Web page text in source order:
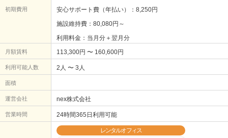
初期費用
安心サポート費（年払い）：8,250円
施設維持費：80,080円～
利用料金：当月分＋翌月分
月額賃料 113,300円 〜 160,600円
利用可能人数 2人 〜 3人
面積
運営会社 nex株式会社
営業時間 24時間365日利用可能
レンタルオフィス